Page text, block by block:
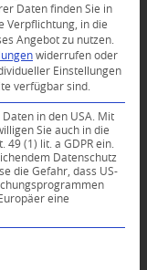
*
Mail-Adresse*
Daten finden Sie in
Verpflichtung, in die
Angebot zu nutzen.
widerrufen oder
Einstellungen
verfügbar sind.
in den USA. Mit
Sie auch in die
(1) lit. a GDPR ein.
Datenschutz
die Gefahr, dass US-
eine
für die